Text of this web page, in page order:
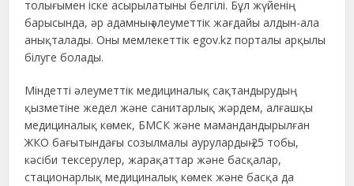
толығымен іске асырылатыны белгілі. Бұл жүйенің
барысында, әр адамның әлеуметтік жағдайы алдын-ала
анықталады. Оны мемлекеттік egov.kz порталы арқылы
білуге болады.
Міндетті әлеуметтік медициналық сақтандырудың
қызметіне жедел және санитарлық жәрдем, алғашқы
медициналық көмек, БМСК және мамандандырылған
ЖКО бағытындағы созылмалы аурулардың 25 тобы,
кәсіби тексерулер, жарақаттар және басқалар,
стационарлық медициналық көмек және басқа да